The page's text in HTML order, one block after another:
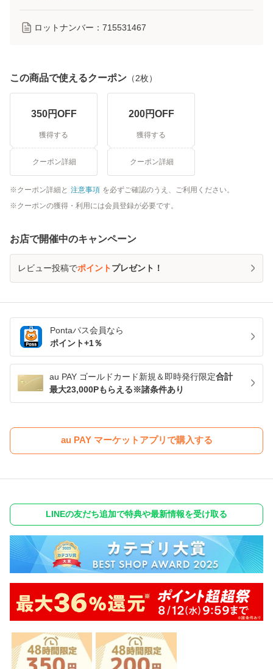
ロットナンバー： 715531467
この商品で使えるクーポン （2枚）
350円OFF
獲得する
クーポン詳細
200円OFF
獲得する
クーポン詳細
クーポン詳細と 注意事項 を必ずご確認のうえ、ご利用ください。
クーポンの獲得・利用には会員登録が必要です。
お店で開催中のキャンペーン
レビュー投稿でポイントプレゼント！
Pontaパス会員なら
ポイント+1％
au PAY ゴールドカード新規＆即時発行限定合計
最大23,000Pもらえる※諸条件あり
au PAY マーケットアプリで購入する
LINEの友だち追加で特典や最新情報を受け取る